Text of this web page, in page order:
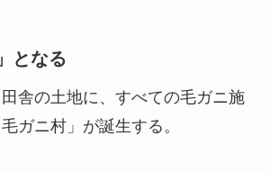
となる
舎の土地に、すべての毛ガニ施
ガニ村」が誕生する。